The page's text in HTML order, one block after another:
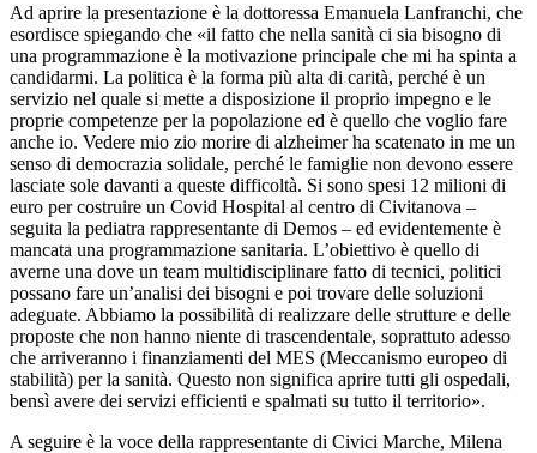
Ad aprire la presentazione è la dottoressa Emanuela Lanfranchi, che
esordisce spiegando che «il fatto che nella sanità ci sia bisogno di
una programmazione è la motivazione principale che mi ha spinta a
candidarmi. La politica è la forma più alta di carità, perché è un
servizio nel quale si mette a disposizione il proprio impegno e le
proprie competenze per la popolazione ed è quello che voglio fare
anche io. Vedere mio zio morire di alzheimer ha scatenato in me un
senso di democrazia solidale, perché le famiglie non devono essere
lasciate sole davanti a queste difficoltà. Si sono spesi 12 milioni di
euro per costruire un Covid Hospital al centro di Civitanova –
seguita la pediatra rappresentante di Demos – ed evidentemente è
mancata una programmazione sanitaria. L’obiettivo è quello di
averne una dove un team multidisciplinare fatto di tecnici, politici
possano fare un’analisi dei bisogni e poi trovare delle soluzioni
adeguate. Abbiamo la possibilità di realizzare delle strutture e delle
proposte che non hanno niente di trascendentale, soprattuto adesso
che arriveranno i finanziamenti del MES (Meccanismo europeo di
stabilità) per la sanità. Questo non significa aprire tutti gli ospedali,
bensì avere dei servizi efficienti e spalmati su tutto il territorio».
A seguire è la voce della rappresentante di Civici Marche, Milena